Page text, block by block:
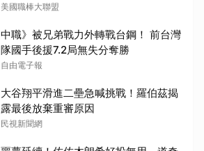
美國職棒大聯盟
中職》被兄弟戰力外轉戰台鋼！ 前台灣
隊國手後援7.2局無失分奪勝
自由電子報
大谷翔平滑進二壘急喊挑戰！羅伯茲揭
露最後放棄重審原因
民視新聞網